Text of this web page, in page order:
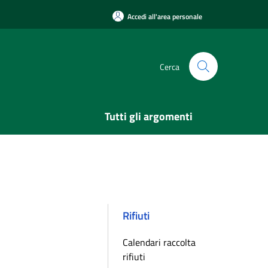
Accedi all'area personale
Cerca
Tutti gli argomenti
Rifiuti
Calendari raccolta
rifiuti